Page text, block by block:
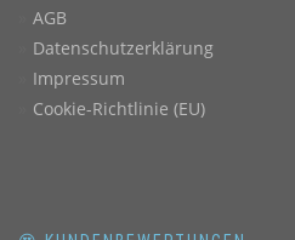
AGB
Datenschutzerklärung
Impressum
Cookie-Richtlinie (EU)